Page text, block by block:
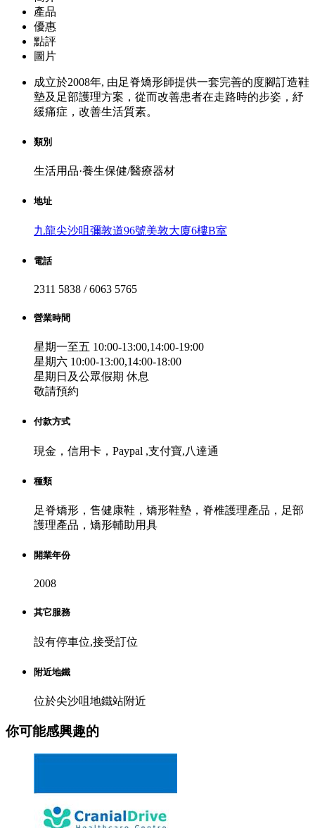
產品
優惠
點評
圖片
成立於2008年, 由足脊矯形師提供一套完善的度腳訂造鞋
墊及足部護理方案，從而改善患者在走路時的步姿，紓
緩痛症，改善生活質素。
類別
生活用品·養生保健/醫療器材
地址
九龍尖沙咀彌敦道96號美敦大廈6樓B室
電話
2311 5838 / 6063 5765
營業時間
星期一至五 10:00-13:00,14:00-19:00
星期六 10:00-13:00,14:00-18:00
星期日及公眾假期 休息
敬請預約
付款方式
現金，信用卡，Paypal ,支付寶,八達通
種類
足脊矯形，售健康鞋，矯形鞋墊，脊椎護理產品，足部
護理產品，矯形輔助用具
開業年份
2008
其它服務
設有停車位,接受訂位
附近地鐵
位於尖沙咀地鐵站附近
你可能感興趣的